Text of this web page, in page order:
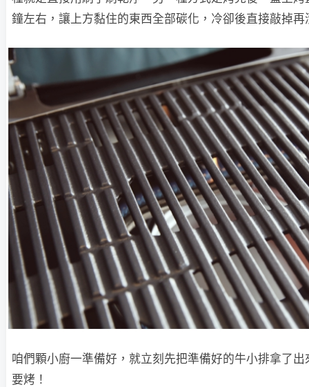
鐘左右，讓上方黏住的東西全部碳化，冷卻後直接敲掉再
咱們顆小廚一準備好，就立刻先把準備好的牛小排拿了
要烤！